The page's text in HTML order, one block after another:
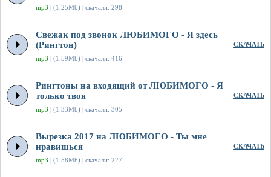
mp3 | (1.25Mb) | скачали: 298
Свежак под звонок ЛЮБИМОГО - Я здесь
(Рингтон)
mp3 | (1.59Mb) | скачали: 416
СКАЧАТЬ
Рингтоны на входящий от ЛЮБИМОГО - Я
только твоя
mp3 | (1.33Mb) | скачали: 305
СКАЧАТЬ
Вырезка 2017 на ЛЮБИМОГО - Ты мне
нравишься
mp3 | (1.58Mb) | скачали: 227
СКАЧАТЬ